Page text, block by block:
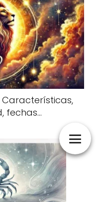
Características,
fechas...